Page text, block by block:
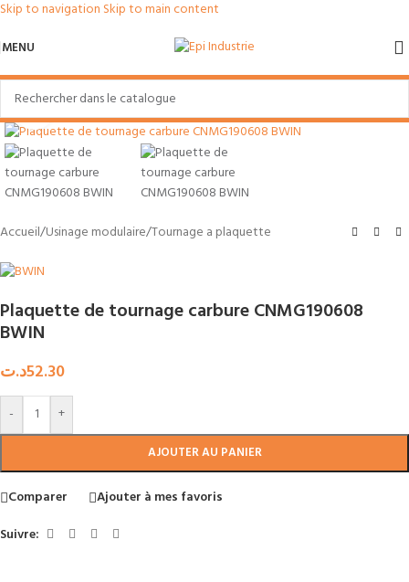
Skip to navigation Skip to main content
MENU
Accueil/Usinage modulaire/Tournage a plaquette
Plaquette de tournage carbure CNMG190608
BWIN
52.30د.ت
- +
AJOUTER AU PANIER
Comparer
Ajouter à mes favoris
Suivre: